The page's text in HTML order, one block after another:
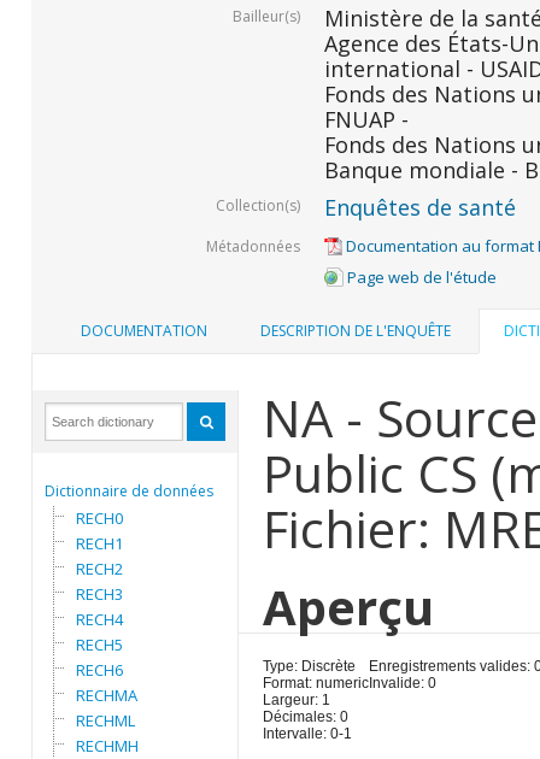
Bailleur(s)
Ministère de la
Agence des États-
international -
Fonds des Nations
FNUAP -
Fonds des Nations
Banque mondiale -
Collection(s) Enquêtes de santé
Métadonnées
Documentation au format
Page web de l'étude
DOCUMENTATION DESCRIPTION DE L'ENQUÊTE
Dictionnaire de données
RECH0
RECH1
RECH2
RECH3
RECH4
RECH5
RECH6
RECHMA
RECHML
RECHMH
NA -
Public CS
Fichier:
Aperçu
Type: Discrète
Format: numeric
Largeur: 1
Décimales: 0
Intervalle: 0-1
Enregistrements valides:
Invalide: 0